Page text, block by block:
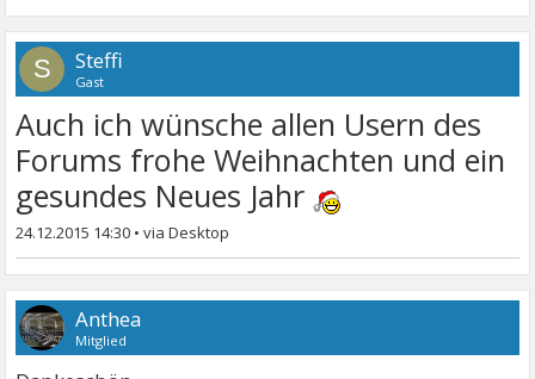
S Steffi
Gast
Auch ich wünsche allen Usern des
Forums frohe Weihnachten und ein
gesundes Neues Jahr
24.12.2015 14:30 •
Anthea
Mitglied